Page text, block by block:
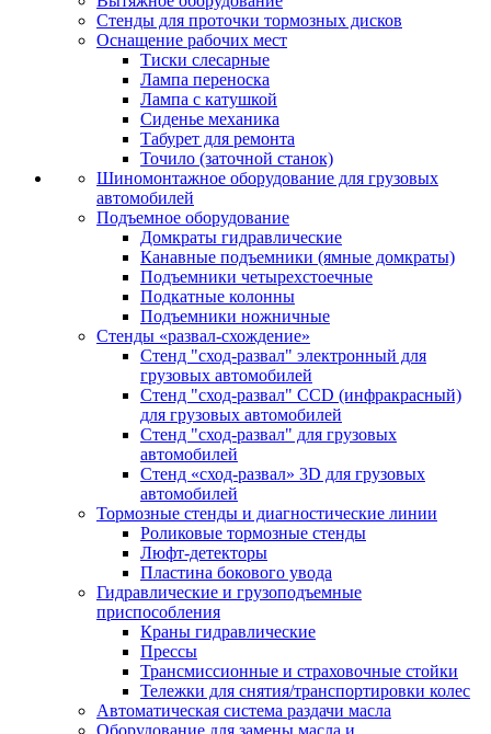
Стенды для проточки тормозных дисков
Оснащение рабочих мест
Тиски слесарные
Лампа переноска
Лампа с катушкой
Сиденье механика
Табурет для ремонта
Точило (заточной станок)
Шиномонтажное оборудование для грузовых
автомобилей
Подъемное оборудование
Домкраты гидравлические
Канавные подъемники (ямные домкраты)
Подъемники четырехстоечные
Подкатные колонны
Подъемники ножничные
Стенды «развал-схождение»
Стенд "сход-развал" электронный для
грузовых автомобилей
Стенд "сход-развал" CCD (инфракрасный)
для грузовых автомобилей
Стенд "сход-развал" для грузовых
автомобилей
Стенд «сход-развал» 3D для грузовых
автомобилей
Тормозные стенды и диагностические линии
Роликовые тормозные стенды
Люфт-детекторы
Пластина бокового увода
Гидравлические и грузоподъемные
приспособления
Краны гидравлические
Прессы
Трансмиссионные и страховочные стойки
Тележки для снятия/транспортировки колес
Автоматическая система раздачи масла
Оборудование для замены масла и